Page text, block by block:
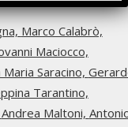
Marco Calabrò,
Maciocco,
Maria Saracino,
Tarantino,
Andrea Maltoni,